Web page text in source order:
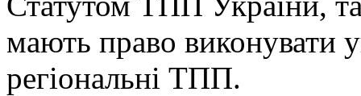
мають право виконувати
регіональні ТПП.